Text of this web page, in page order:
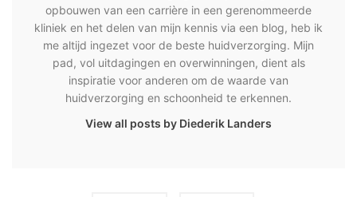
opbouwen van een carrière in een gerenommeerde
kliniek en het delen van mijn kennis via een blog, heb ik
me altijd ingezet voor de beste huidverzorging. Mijn
pad, vol uitdagingen en overwinningen, dient als
inspiratie voor anderen om de waarde van
huidverzorging en schoonheid te erkennen.
View all posts by Diederik Landers